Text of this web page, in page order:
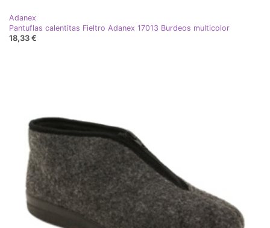
Adanex
Pantuflas calentitas Fieltro Adanex 17013 Burdeos multicolor
18,33 €